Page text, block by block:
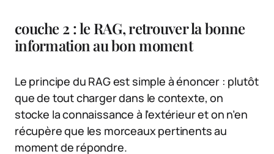
couche 2 : le RAG, retrouver la bonne
information au bon moment
Le principe du RAG est simple à énoncer : plutôt
que de tout charger dans le contexte, on
stocke la connaissance à l’extérieur et on n’en
récupère que les morceaux pertinents au
moment de répondre.